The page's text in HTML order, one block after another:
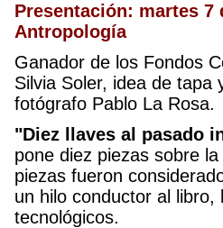
Presentación: martes 7
Antropología
Ganador de los Fondos
Silvia Soler, idea de tapa
fotógrafo Pablo La Rosa.
"Diez llaves al pasado
pone diez piezas sobre
piezas fueron
un hilo conductor al
tecnológicos.